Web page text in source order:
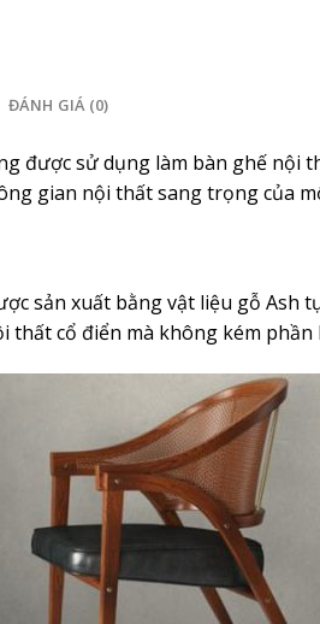
ĐÁNH GIÁ (0)
được sử dụng làm bàn ghế nội
gian nội thất sang trọng của
sản xuất bằng vật liệu gỗ
thất cổ điển mà không kém phần